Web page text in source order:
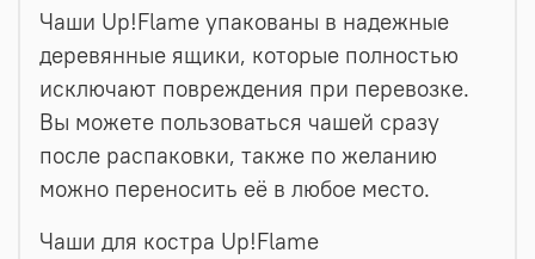
Чаши Up!Flame упакованы в надежные
деревянные ящики, которые полностью
исключают повреждения при перевозке.
Вы можете пользоваться чашей сразу
после распаковки, также по желанию
можно переносить её в любое место.
Чаши для костра Up!Flame